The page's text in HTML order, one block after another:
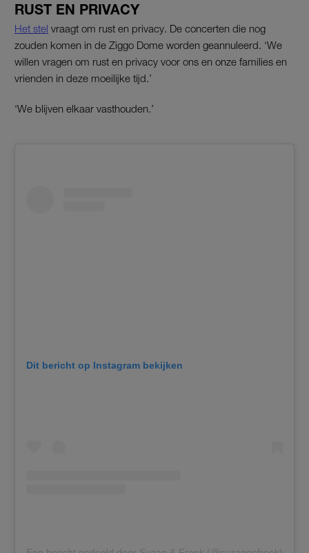
RUST EN PRIVACY
Het stel vraagt om rust en privacy. De concerten die nog
zouden komen in de Ziggo Dome worden geannuleerd. ‘We
willen vragen om rust en privacy voor ons en onze families en
vrienden in deze moeilijke tijd.’
‘We blijven elkaar vasthouden.’
Dit bericht op Instagram bekijken